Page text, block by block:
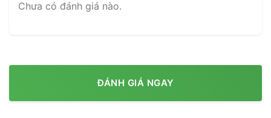
Chưa có đánh giá nào.
ĐÁNH GIÁ NGAY